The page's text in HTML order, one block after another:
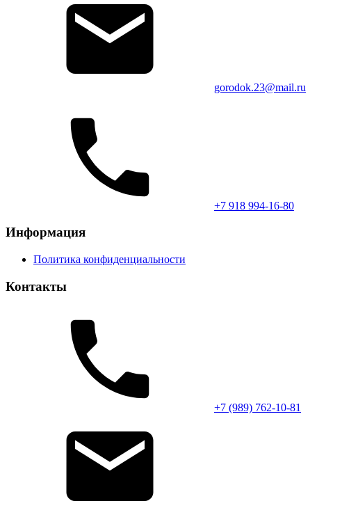
gorodok.23@mail.ru
+7 918 994-16-80
Информация
Политика конфиденциальности
Контакты
+7 (989) 762-10-81